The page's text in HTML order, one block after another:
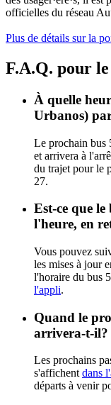
officielles du réseau
Plus de détails sur la
F.A.Q. pour
À quelle
Urbanos)
Le prochain bus
et arrivera à
du trajet pour le
27.
Est-ce que
l'heure, en
Vous pouvez
les mises à jour
l'horaire du bus
l'appli.
Quand le
arrivera-t-il?
Les prochains
s'affichent dans
départs à venir